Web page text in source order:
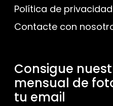
Política de privacidad
Contacte con
Consigue
mensual de
tu email